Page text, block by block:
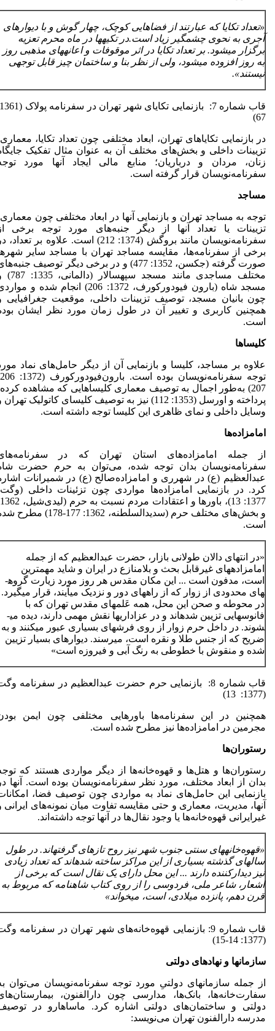
«تعداد تکایا که عبارتند از فضاهایی کوچک، چهار گوش و با دیوارهای
آجری به نحوی چشمگیر زیاد است.در تکیه­ها در ماه محرم تعزیه
برگزار می­شود. بر تعداد تکایا در اثر موقوفات و اعانه­های مذهبی روز
به روز افزوده می­شود، ولی از نظر بنا و ساختمان چیز قابل توجهی
نیستند».
67)
در بازنمایی تکایاهای تهران، ابعاد مختلفی چون تعداد تکایا،
تزیینات داخلی و بخش‌های مختلف آن به عنوان مثال تفکیک
زنان، مردان و درباریان؛ منابع مالی ایجاد آنها مورد
سفرنامه‌نویسان قرار گرفته است.
مساجد
توجه به مساجد تهران و بازنمایی آنها در ابعاد مختلفی چون
تزیینات یا تعداد آنها از دیگر جنبه‌های مورد توجه برخی
سفرنامه‌نویسان مانند بروگش (1374: 212) است. علاوه بر تعداد،
برخی از سفرنامه‌ها، مقایسه مساجد تهران با مساجد سایر
صورت گرفته (جکسن، 1352: 477) و در برخی دیگر توصیف
مختلف مساجدی مانند مسجد سپهسالار
مسجد شاه (بارون فیودورکورف، 1372: 206) انجام شده و
چون بانیان مسجد، توصیف تزیینات داخلی، موقعیت جغرافیایی
همچنین کاربری و تغییر آن در طول زمان مورد نظر ایشان
است.
کلیساها
علاوه بر مساجد، کلیسا و بازنمایی آن از دیگر حامل‌های نماد
207) به‌طور اجمال به توصیف معماری کلیساهایی که مشاهده
پرداخته و اورسل (1353: 112) نیز به توصیف کلیسای کاتولیک
وسایل داخلی و نمای ظاهری این کلیسا توجه داشته است.
امامزادهها
از جمله امامزاده‌های استان تهران که در
سفرنامه‌نویسان بدان توجه شده، می‌توان به حرم حضرت
عبدالعظیم (ع) در شهرری و امامزاده‌صالح (ع) در شمیرانات
کرد. در بازنمایی امامزاده‌ها مواردی چون تزئینات داخلی
و بخش‌های مختلف حرم (سدیدالسلطنه، 1362: 177-178)
است.
«در انتهای دالان طولانی بازار، حضرت عبدالعظیم که از جمله
امامزاده­های غیرقابل بحث و بلامنازع در ایران و شاید مهمترین
است، مدفون است ... این مکان مقدس هر روز مورد زیارت گروه­
های محدودی از زوار که از راه­های دور و نزدیک می­آیند، قرار می­گیرد.
در محوطه و صحن این محل، همه عَلم­های مقدس تهران که با
فانوس­هایی تزیین شده­اند و در عزاداری­ها نقش مهمی دارند، دیده می­
شوند. در داخل حرم زوار از روی فرش­های بسیاری عبور می­کنند و به
ضریح که از جنس طلا و نقره است، می­رسند. دیوارهای بسیار تزیین
شده و منقوش با خطوطی به رنگ آبی و فیروزه است»
قاب شماره 8: بازنمایی حرم حضرت عبدالعظیم در سفرنامه
(1377: 13)
همچنین در این سفرنامه‌ها باورهایی مختلفی چون ایمن
مجرمین در امامزاده‌ها نیز مطرح شده است.
رستورانها
رستوران‌ها و هتل‌ها و قهوه‌خانه‌ها از دیگر مواردی هستند که
بدان از ابعاد مختلف، مورد نظر سفرنامه‌نویسان بوده است. آنها
بازنمایی این حامل‌های نماد به مواردی چون توصیف فضا،
آنها، مدیریت، معماری و حتی مقایسه تفاوت میان نمونه‌های ایرانی
غیرایرانی قهوه‌خانه‌ها یا وجود نقال‌ها در آنها توجه داشته‌اند.
«قهوهخانه­های سنتی جنوب شهر نیز روح تازه­ای گرفته­اند. در طول
سال­های گذشته بسیاری از این مراکز ساخته شده­اند که تعداد زیادی
نیز دیدارکننده دارند ... این محل دارای یک نقال است که برخی از
اشعار، شاعر ملی، فردوسی را از روی کتاب شاهنامه که مربوط به
قرن دهم، پانزده میلادی، است، می­خواند»
قاب شماره 9: بازنمایی قهوه‌خانه‌های شهر تهران در سفرنامه
(1377: 14-15)
سازمان­ها و نهادهای دولتی
از جمله سازمان­های دولتیِ مورد توجه سفرنامه‌نویسان می‌توان
سفارت‌خانه‌ها، بانک‌ها، مدارسی چون دارالفنون،
دولتی و ساختمان‌های دولتی اشاره کرد. ماساهارو در
مدرسه دارالفنون تهران می‌نویسد: